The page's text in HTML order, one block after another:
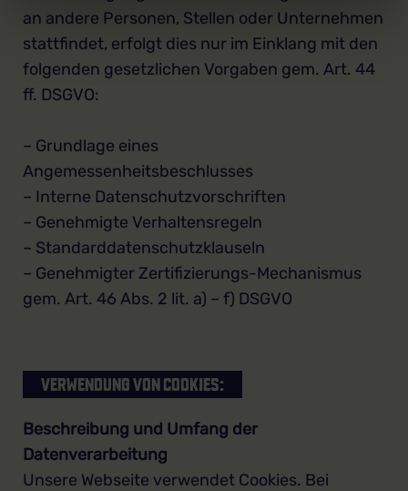
an andere Personen, Stellen oder Unternehmen
stattfindet, erfolgt dies nur im Einklang mit den
folgenden gesetzlichen Vorgaben gem. Art. 44
ff. DSGVO:
– Grundlage eines
Angemessenheitsbeschlusses
– Interne Datenschutzvorschriften
– Genehmigte Verhaltensregeln
– Standarddatenschutzklauseln
– Genehmigter Zertifizierungs-Mechanismus
gem. Art. 46 Abs. 2 lit. a) – f) DSGVO
VERWENDUNG VON COOKIES:
Beschreibung und Umfang der
Datenverarbeitung
Unsere Webseite verwendet Cookies. Bei